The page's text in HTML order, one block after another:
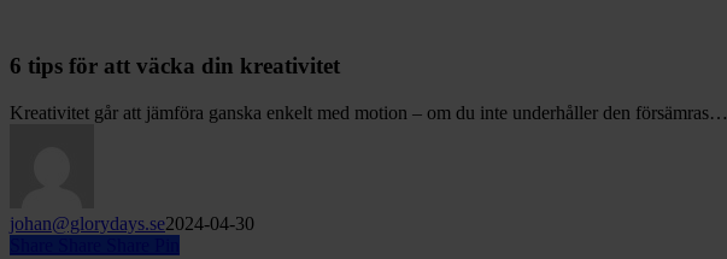
6 tips för att väcka din kreativitet
Kreativitet går att jämföra ganska enkelt med motion – om du inte underhåller den försämras…
johan@glorydays.se2024-04-30